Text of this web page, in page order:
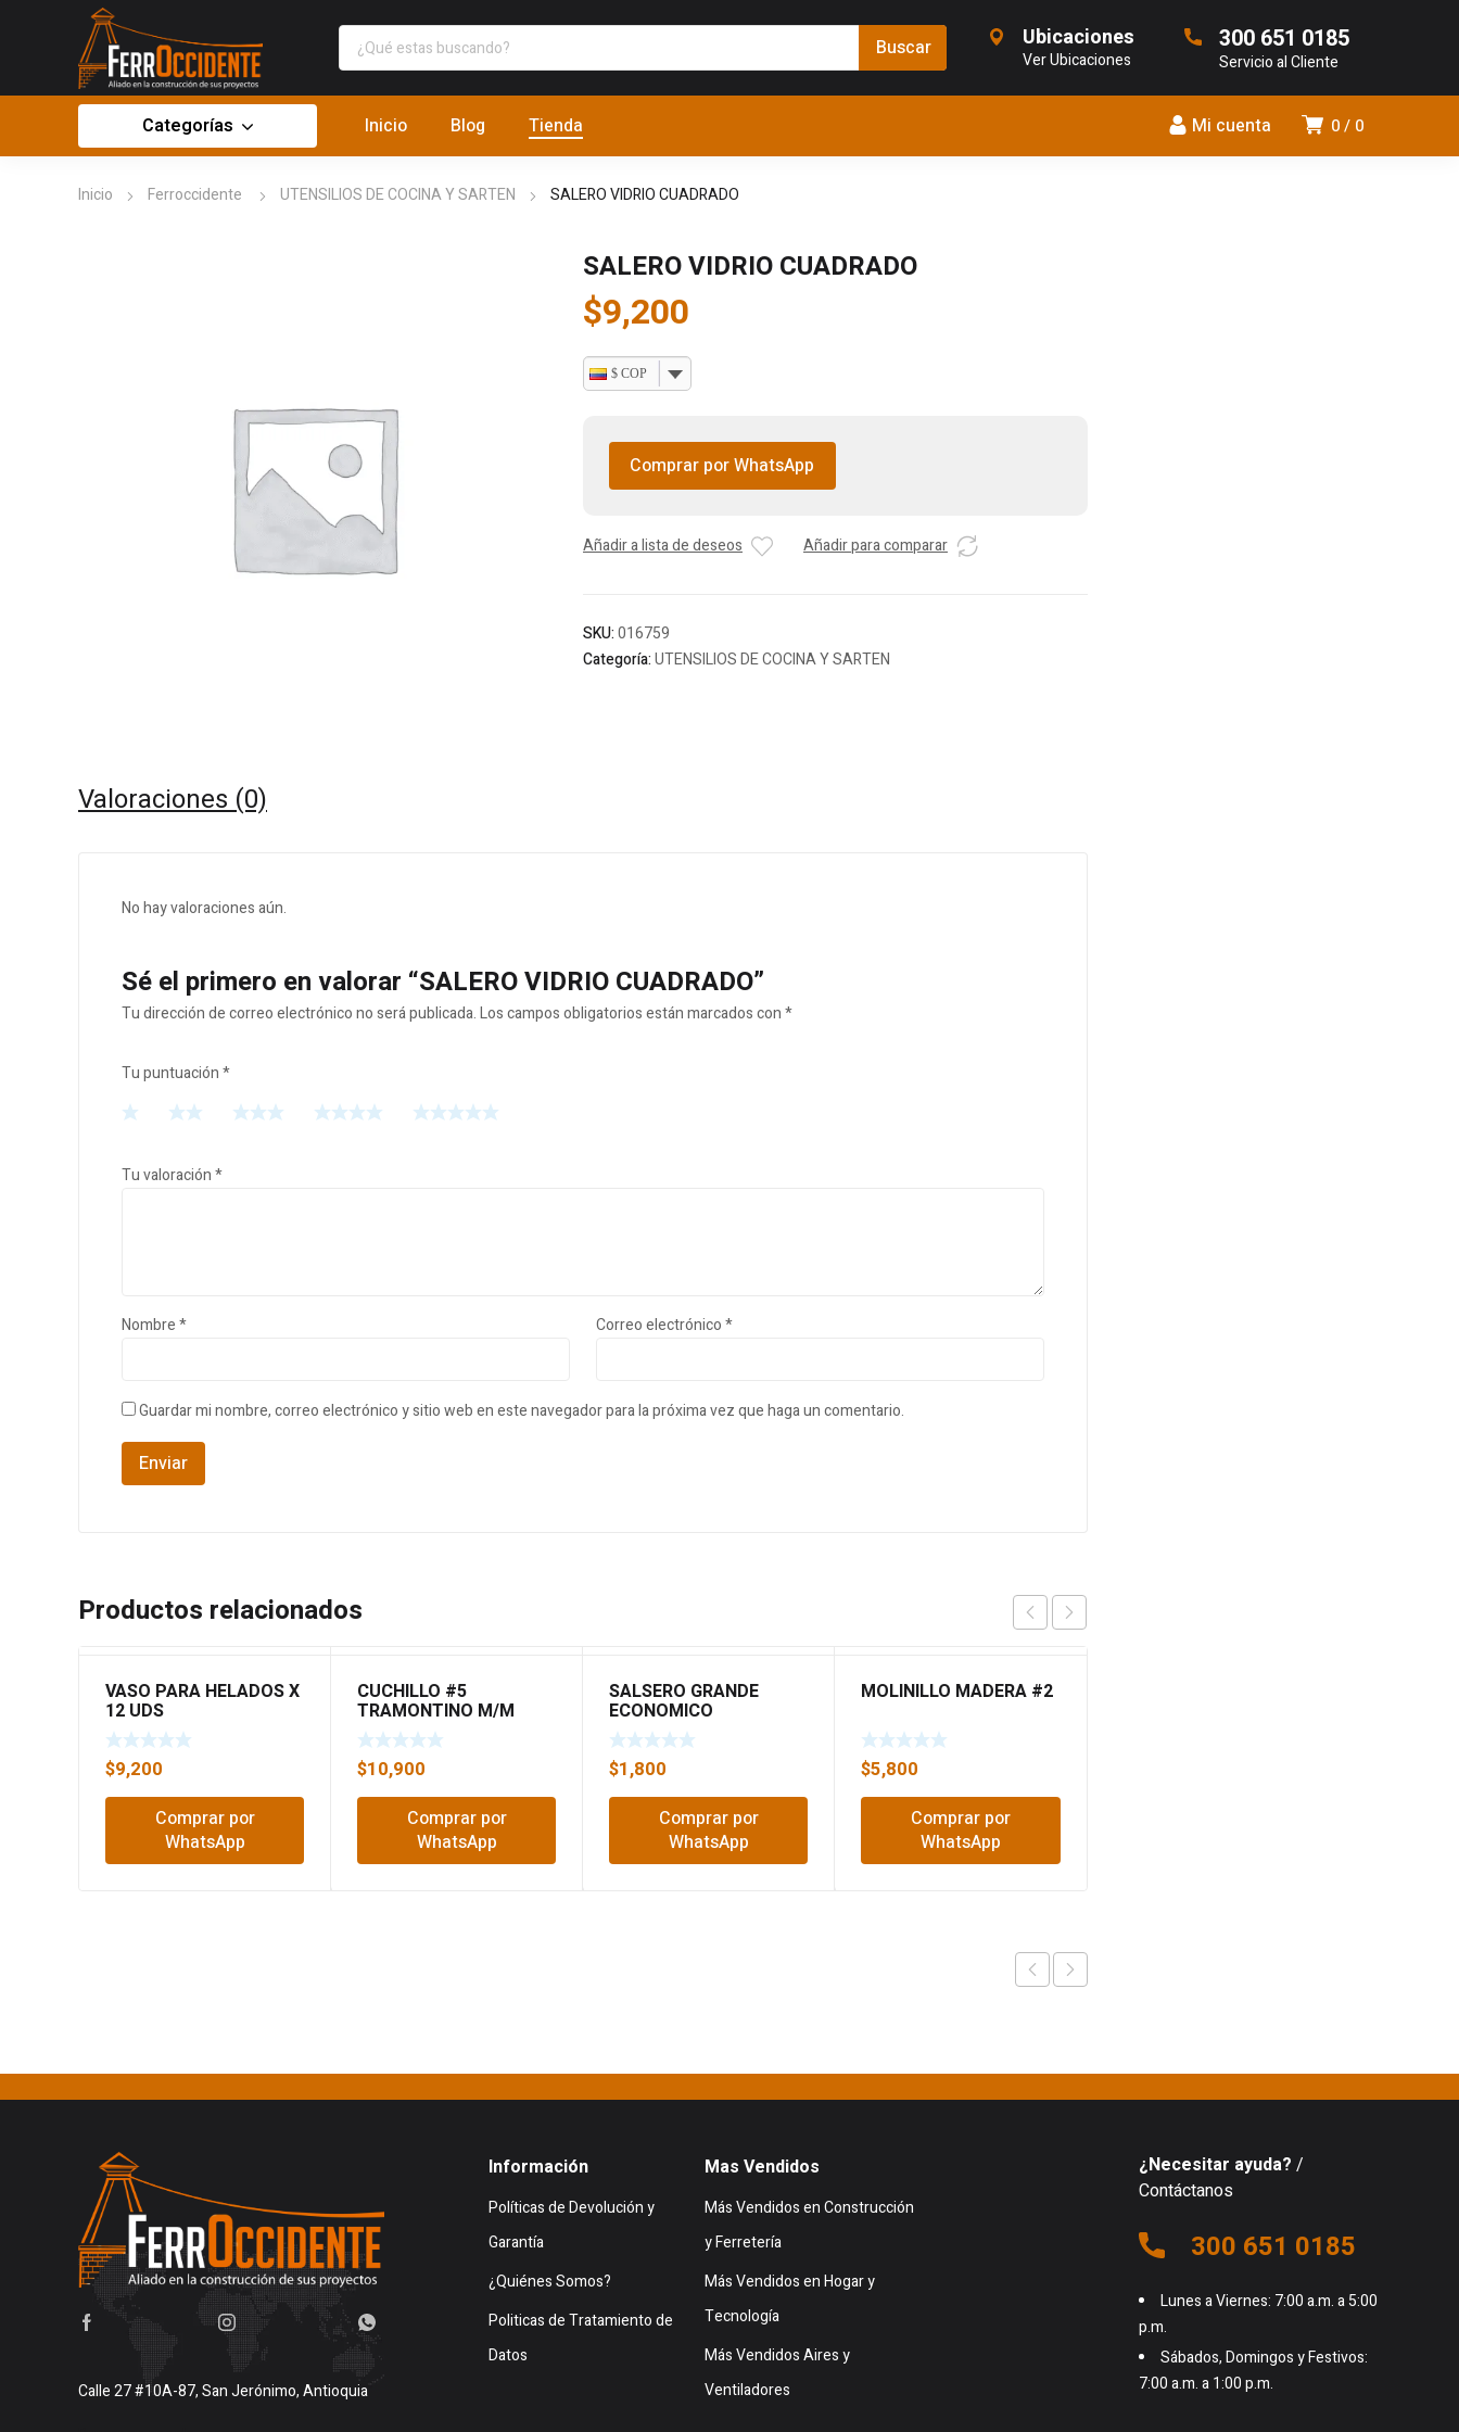
Ubicaciones
Ver Ubicaciones
300 651 0185
Servicio al Cliente
0 0
Mi cuenta
Categorías Inicio Blog Tienda
Inicio Ferroccidente UTENSILIOS DE COCINA Y SARTEN SALERO VIDRIO CUADRADO
SALERO VIDRIO CUADRADO
$9,200
$ COP
Comprar por WhatsApp
Añadir a lista de deseos Añadir para comparar
SKU:016759
Categoría:UTENSILIOS DE COCINA Y SARTEN
Valoraciones (0)
No hay valoraciones aún.
Sé el primero en valorar “SALERO VIDRIO CUADRADO”
Tu dirección de correo electrónico no será publicada.Los campos obligatorios están marcados con*
Tu puntuación*
Tu valoración*
Nombre* Correo electrónico*
Guardar mi nombre, correo electrónico y sitio web en este navegador para la próxima vez que haga un comentario.
Productos relacionados
VASO PARA HELADOS X
12 UDS
$9,200
Comprar por
WhatsApp
CUCHILLO #5
TRAMONTINO M/M
$10,900
Comprar por
WhatsApp
SALSERO GRANDE
ECONOMICO
$1,800
Comprar por
WhatsApp
MOLINILLO MADERA #2
$5,800
Comprar por
WhatsApp
Calle 27 #10A-87, San Jerónimo, Antioquia
Información
Políticas de Devolución y
Garantía
¿Quiénes Somos?
Politicas de Tratamiento de
Datos
Mas Vendidos
Más Vendidos en Construcción
y Ferretería
Más Vendidos en Hogar y
Tecnología
Más Vendidos Aires y
Ventiladores
¿Necesitar ayuda? /
Contáctanos
300 651 0185
Lunes a Viernes: 7:00 a.m. a 5:00
p.m.
Sábados, Domingos y Festivos:
7:00 a.m. a 1:00 p.m.